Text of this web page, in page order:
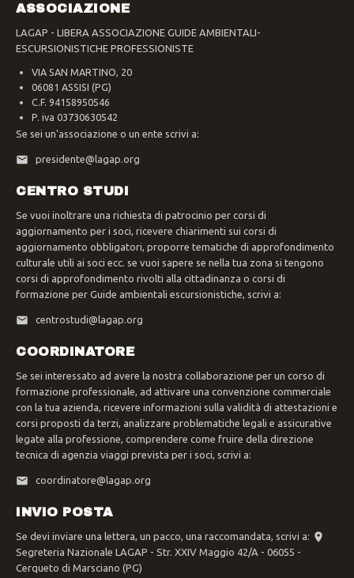
ASSOCIAZIONE
LAGAP - LIBERA ASSOCIAZIONE GUIDE AMBIENTALI-
ESCURSIONISTICHE PROFESSIONISTE
VIA SAN MARTINO, 20
06081 ASSISI (PG)
C.F. 94158950546
P. iva 03730630542
Se sei un'associazione o un ente scrivi a:
presidente@lagap.org
CENTRO STUDI
Se vuoi inoltrare una richiesta di patrocinio per corsi di
aggiornamento per i soci, ricevere chiarimenti sui corsi di
aggiornamento obbligatori, proporre tematiche di approfondimento
culturale utili ai soci ecc. se vuoi sapere se nella tua zona si tengono
corsi di approfondimento rivolti alla cittadinanza o corsi di
formazione per Guide ambientali escursionistiche, scrivi a:
centrostudi@lagap.org
COORDINATORE
Se sei interessato ad avere la nostra collaborazione per un corso di
formazione professionale, ad attivare una convenzione commerciale
con la tua azienda, ricevere informazioni sulla validità di attestazioni e
corsi proposti da terzi, analizzare problematiche legali e assicurative
legate alla professione, comprendere come fruire della direzione
tecnica di agenzia viaggi prevista per i soci, scrivi a:
coordinatore@lagap.org
INVIO POSTA
Se devi inviare una lettera, un pacco, una raccomandata, scrivi a:
Segreteria Nazionale LAGAP - Str. XXIV Maggio 42/A - 06055 -
Cerqueto di Marsciano (PG)